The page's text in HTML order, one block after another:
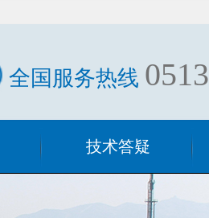
全国服务热线
技术答疑